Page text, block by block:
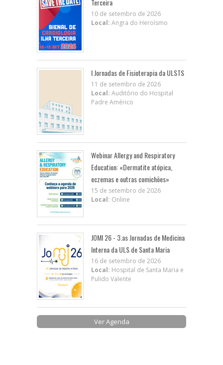
10 de setembro de 2026
Local: Angra do Heroísmo
I Jornadas de Fisioterapia da ULSTS
11 de setembro de 2026
Local: Auditório do Hospital
Padre Américo
Webinar Allergy and Respiratory
Education: «Dermatite atópica,
eczemas e outras comichões»
15 de setembro de 2026
Local: Online
JOMI 26 - 3.as Jornadas de Medicina
Interna da ULS de Santa Maria
16 de setembro de 2026
Local: Hospital de Santa Maria e
Pulido Valente
Ver Agenda